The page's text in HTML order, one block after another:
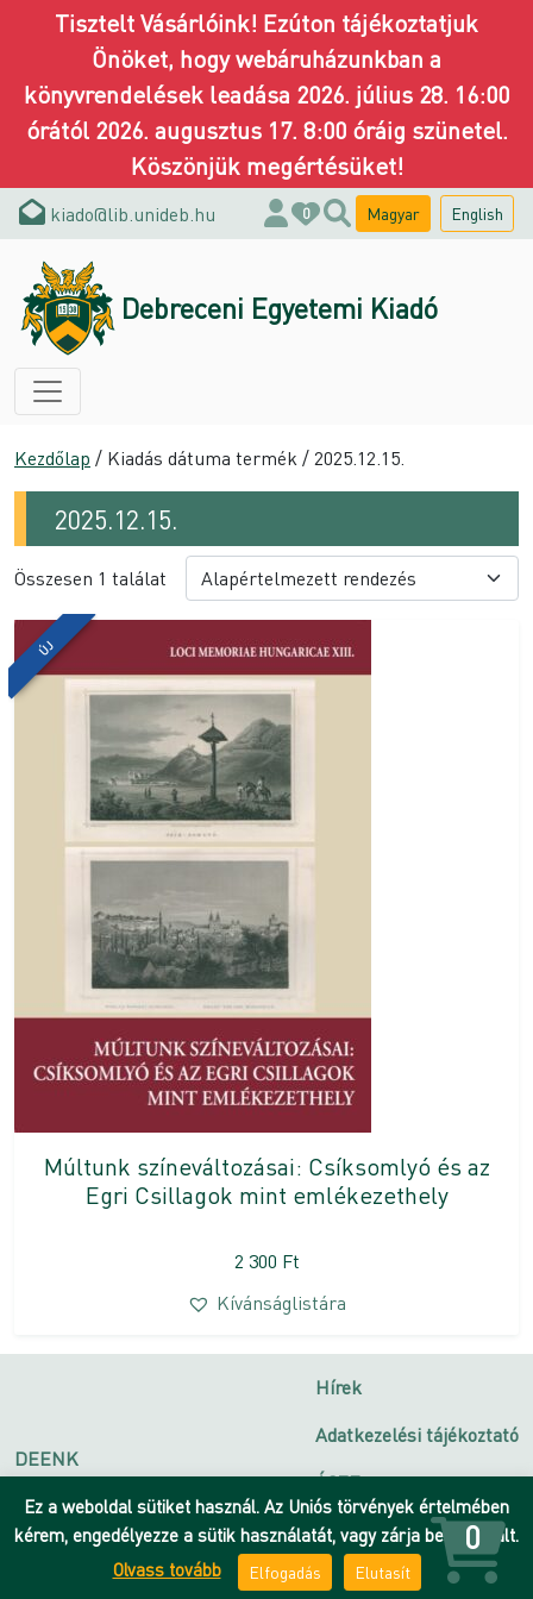
Tisztelt Vásárlóink! Ezúton tájékoztatjuk
Önöket, hogy webáruházunkban a
könyvrendelések leadása 2026. július 28. 16:00
órától 2026. augusztus 17. 8:00 óráig szünetel.
Köszönjük megértésüket!
kiado@lib.unideb.hu 0 Magyar English
Debreceni Egyetemi Kiadó
Kezdőlap / Kiadás dátuma termék / 2025.12.15.
2025.12.15.
Összesen 1 találat
ÚJ
Múltunk színeváltozásai: Csíksomlyó és az
Egri Csillagok mint emlékezethely
2 300 Ft
Kívánságlistára
DEENK
Debreceni Egyetem
Hírek
Adatkezelési tájékoztató
ÁSZF
Impresszum
Kapcsolat
Ez a weboldal sütiket használ. Az Uniós törvények értelmében
kérem, engedélyezze a sütik használatát, vagy zárja be az oldalt.
Olvass tovább
Elfogadás Elutasít
0